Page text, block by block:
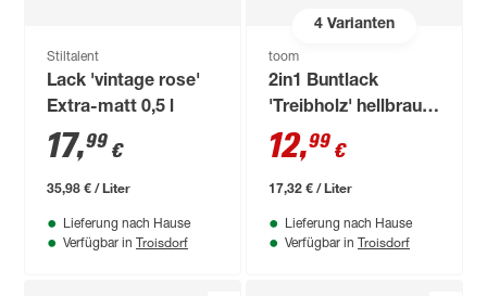
Stiltalent
Lack 'vintage rose'
Extra-matt 0,5 l
17,99 €
35,98 € / Liter
Lieferung nach Hause
Verfügbar in Troisdorf
4Varianten
toom
2in1 Buntlack
'Treibholz' hellbraun
seidenmatt 750 ml
12,99 €
17,32 € / Liter
Lieferung nach Hause
Verfügbar in Troisdorf